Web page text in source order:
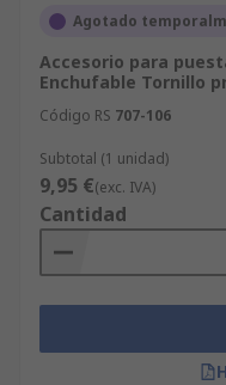
Agotado
Accesorio para
Enchufable Tornillo
Código RS 707-106
Subtotal (1 unidad)
9,95 €(exc. IVA)
Cantidad